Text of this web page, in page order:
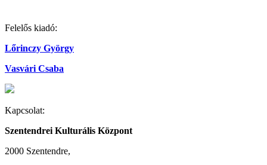
Felelős kiadó:
Lőrinczy György
Vasvári Csaba
Kapcsolat:
Szentendrei Kulturális Központ
2000 Szentendre,